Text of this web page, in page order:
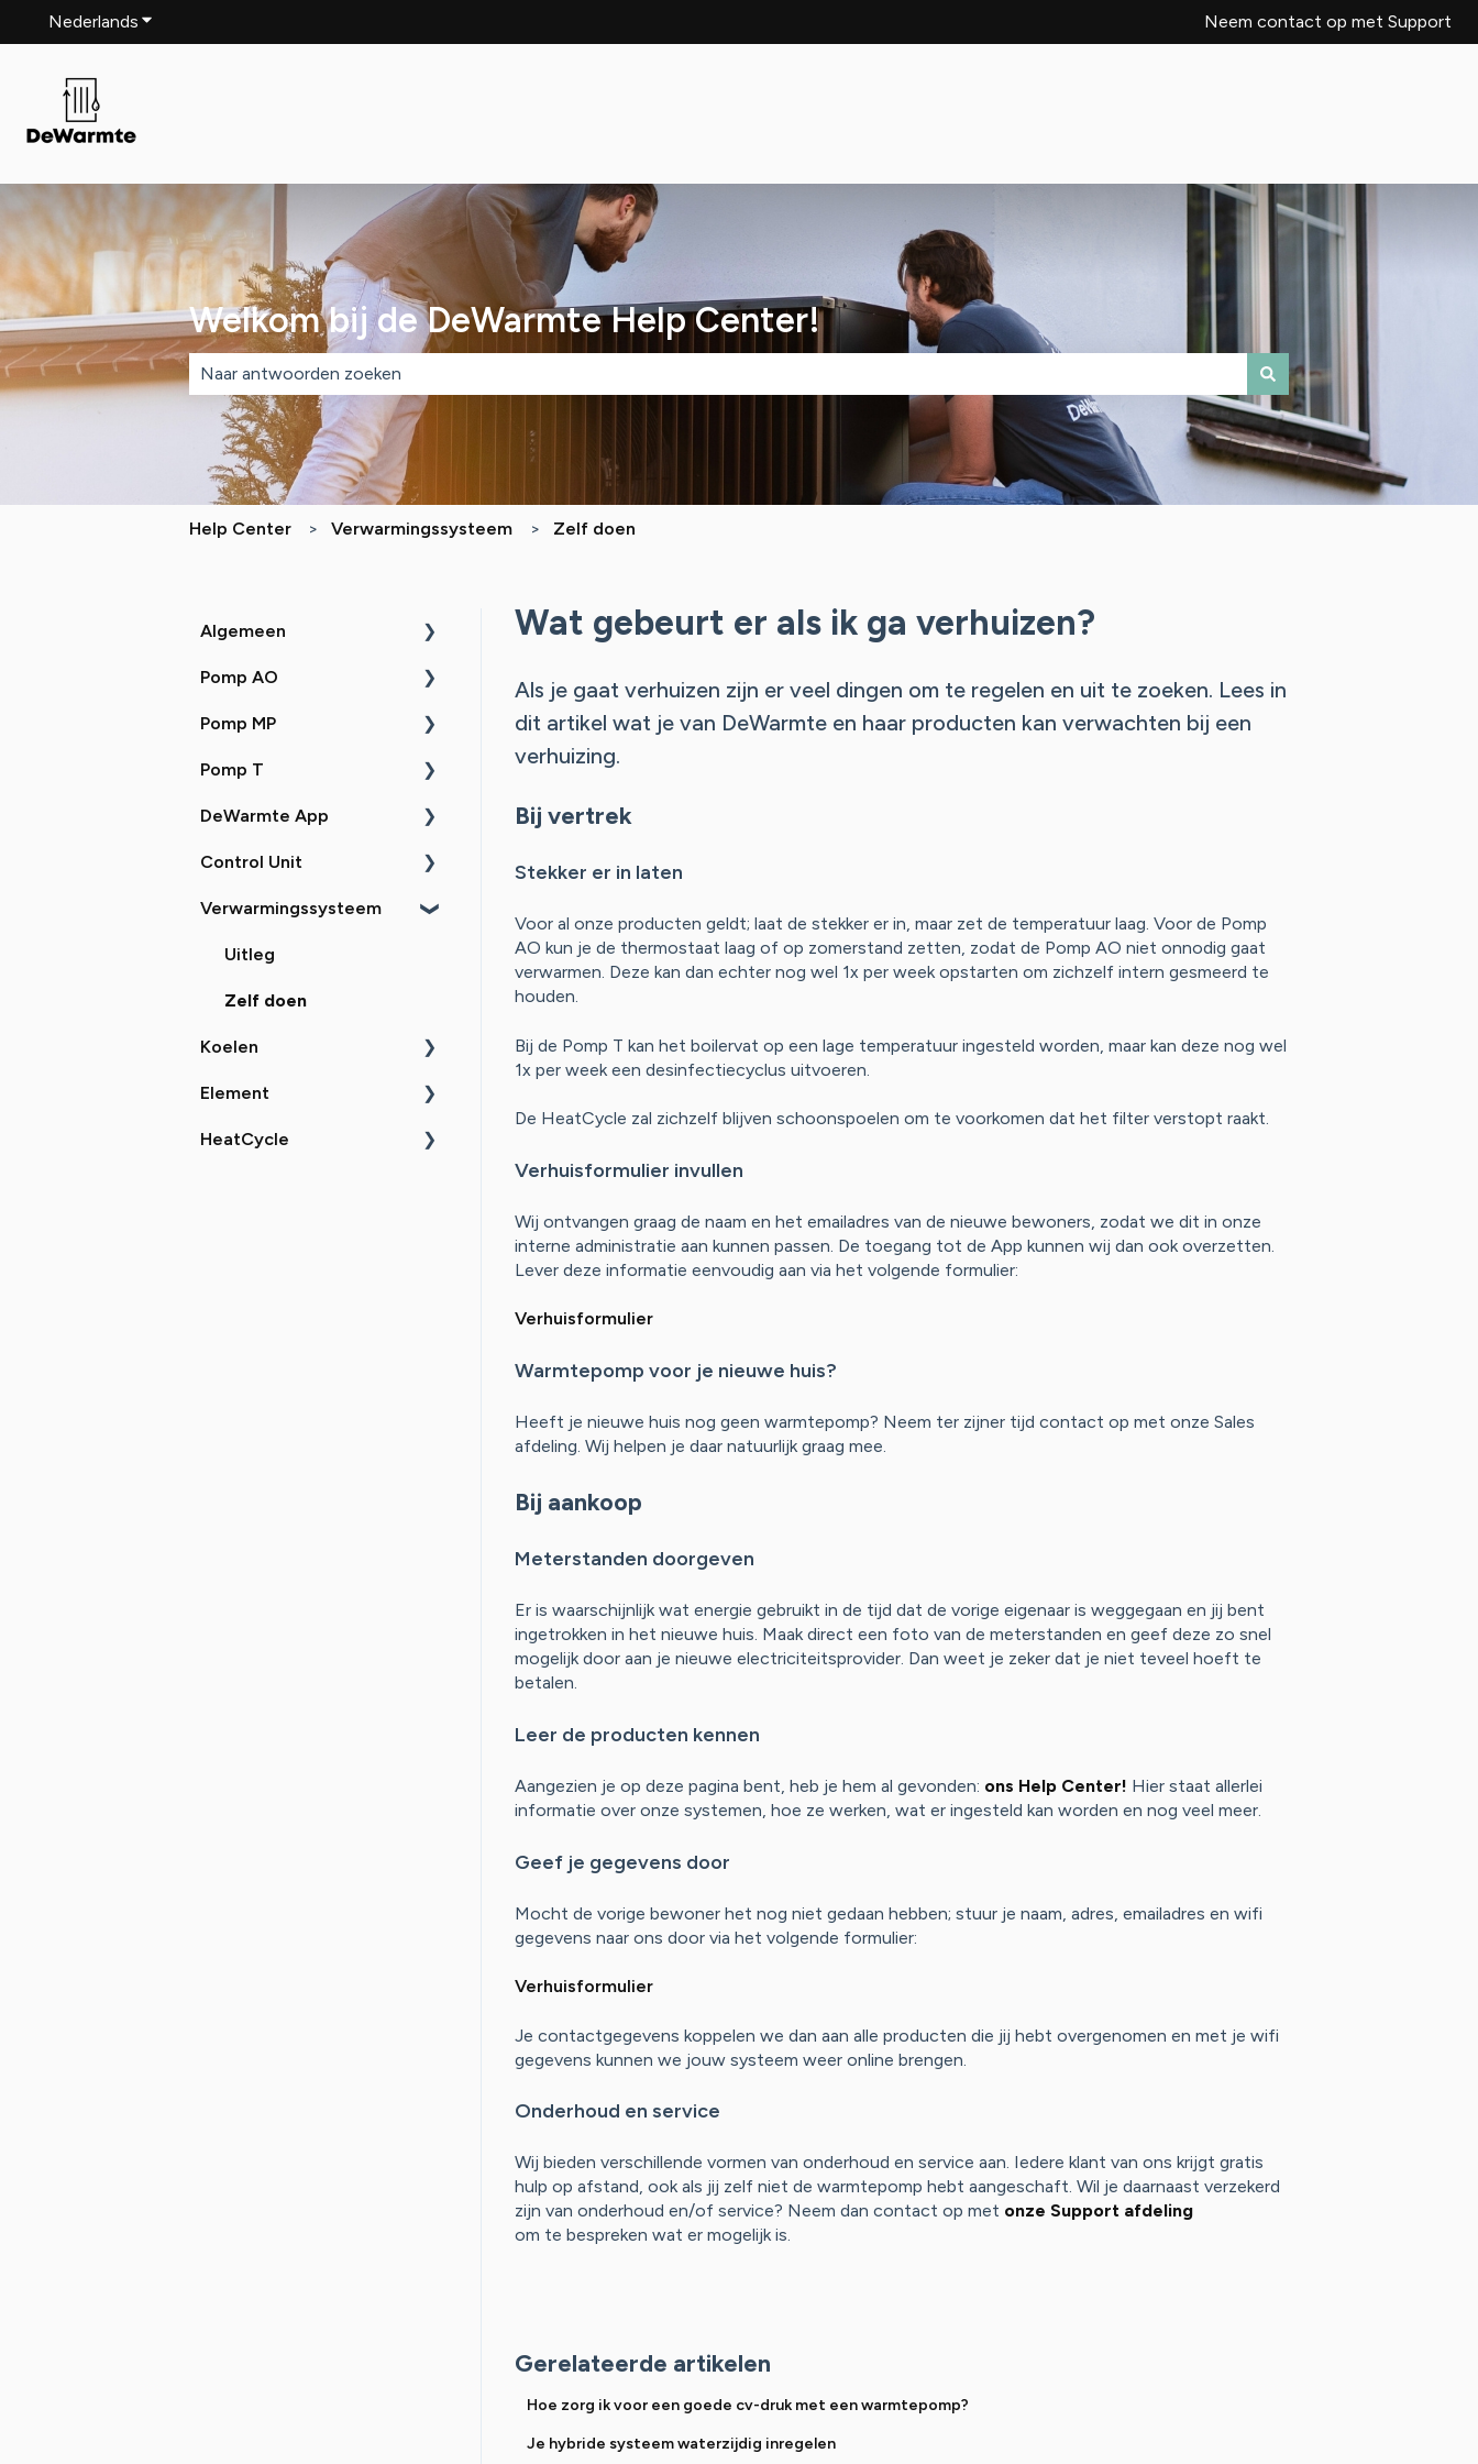
Nederlands Submenu tonen voor vertalingen Neem contact op met Support
Welkom bij de DeWarmte Help Center!
Er zijn geen suggesties want het zoekveld is leeg.
Help Center Verwarmingssysteem Zelf doen
Wat gebeurt er als ik ga verhuizen?
Als je gaat verhuizen zijn er veel dingen om te regelen en uit te zoeken. Lees in
dit artikel wat je van DeWarmte en haar producten kan verwachten bij een
verhuizing.
Bij vertrek
Stekker er in laten
Voor al onze producten geldt; laat de stekker er in, maar zet de temperatuur laag. Voor de Pomp
AO kun je de thermostaat laag of op zomerstand zetten, zodat de Pomp AO niet onnodig gaat
verwarmen. Deze kan dan echter nog wel 1x per week opstarten om zichzelf intern gesmeerd te
houden.
Bij de Pomp T kan het boilervat op een lage temperatuur ingesteld worden, maar kan deze nog wel
1x per week een desinfectiecyclus uitvoeren.
De HeatCycle zal zichzelf blijven schoonspoelen om te voorkomen dat het filter verstopt raakt.
Verhuisformulier invullen
Wij ontvangen graag de naam en het emailadres van de nieuwe bewoners, zodat we dit in onze
interne administratie aan kunnen passen. De toegang tot de App kunnen wij dan ook overzetten.
Lever deze informatie eenvoudig aan via het volgende formulier:
Verhuisformulier
Warmtepomp voor je nieuwe huis?
Heeft je nieuwe huis nog geen warmtepomp? Neem ter zijner tijd contact op met onze Sales
afdeling. Wij helpen je daar natuurlijk graag mee.
Bij aankoop
Meterstanden doorgeven
Er is waarschijnlijk wat energie gebruikt in de tijd dat de vorige eigenaar is weggegaan en jij bent
ingetrokken in het nieuwe huis. Maak direct een foto van de meterstanden en geef deze zo snel
mogelijk door aan je nieuwe electriciteitsprovider. Dan weet je zeker dat je niet teveel hoeft te
betalen.
Leer de producten kennen
Aangezien je op deze pagina bent, heb je hem al gevonden: ons Help Center! Hier staat allerlei
informatie over onze systemen, hoe ze werken, wat er ingesteld kan worden en nog veel meer.
Geef je gegevens door
Mocht de vorige bewoner het nog niet gedaan hebben; stuur je naam, adres, emailadres en wifi
gegevens naar ons door via het volgende formulier:
Verhuisformulier
Je contactgegevens koppelen we dan aan alle producten die jij hebt overgenomen en met je wifi
gegevens kunnen we jouw systeem weer online brengen.
Onderhoud en service
Wij bieden verschillende vormen van onderhoud en service aan. Iedere klant van ons krijgt gratis
hulp op afstand, ook als jij zelf niet de warmtepomp hebt aangeschaft. Wil je daarnaast verzekerd
zijn van onderhoud en/of service? Neem dan contact op met onze Support afdeling
om te bespreken wat er mogelijk is.
Gerelateerde artikelen
Hoe zorg ik voor een goede cv-druk met een warmtepomp?
Je hybride systeem waterzijdig inregelen
Algemeen
Uitleg
Zelf doen
Probleemoplossing
Pomp AO
Uitleg
Zelf doen
Probleemoplossing
Pomp MP
Uitleg
Zelf doen
Probleemoplossing
Pomp T
Uitleg
Zelf doen
Probleemoplossing
DeWarmte App
Uitleg
Zelf doen
Probleemoplossing
Control Unit
Uitleg
Zelf doen
Probleemoplossing
Verwarmingssysteem
Uitleg
Zelf doen
Koelen
Uitleg
Probleemoplossing
Element
Uitleg
HeatCycle